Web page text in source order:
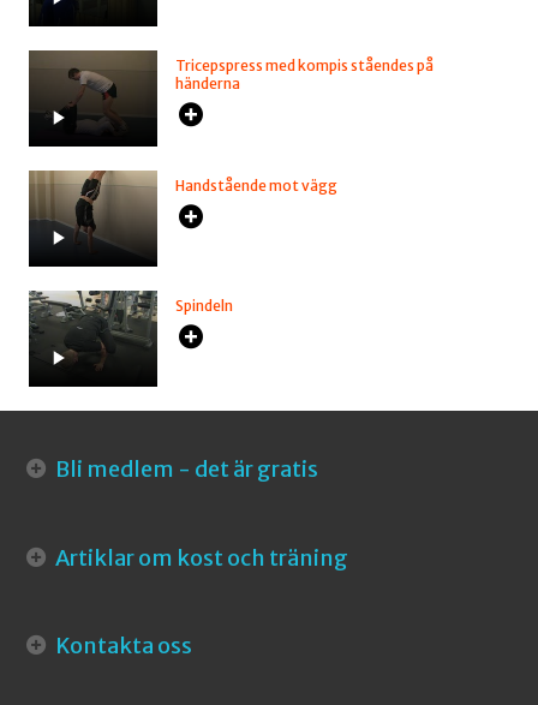
Tricepspress med kompis ståendes på
händerna
Handstående mot vägg
Spindeln
Bli medlem - det är gratis
Artiklar om kost och träning
Kontakta oss